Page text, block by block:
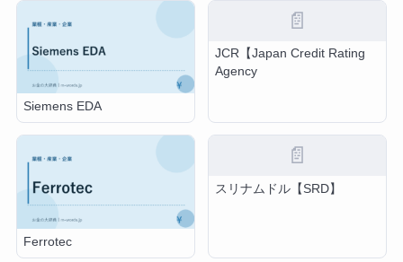
Siemens EDA
📄
JCR【Japan Credit Rating
Agency
Ferrotec
📄
スリナムドル【SRD】